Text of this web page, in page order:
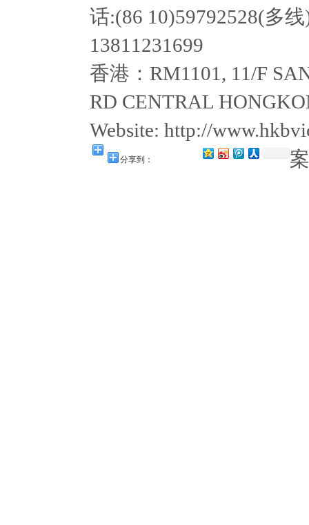
话:(86 10)59792528(多
13811231699
香港：RM1101, 11/F
RD CENTRAL
Website: http://
分享到：